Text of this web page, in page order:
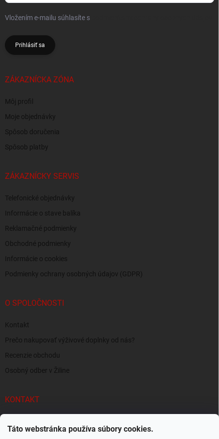
Táto webstránka používa súbory cookies.
Vložením e-mailu súhlasíte s
Prihlásiť sa
ZÁKAZNÍCKA ZÓNA
Môj profil
Moje objednávky
Spôsob doručenia
Spôsob platby
ZÁKAZNÍCKY SERVIS
Telefonické objednávky
Informácie o stave balíka
Reklamačné podmienky
Obchodné podmienky
Informácie o cookies
Podmienky ochrany osobných údajov (GDPR)
O SPOLOČNOSTI
Kontakt
Prečo nakupovať výživové doplnky od nás?
Recenzie obchodu
Osobný odber v Žiline
KONTAKT